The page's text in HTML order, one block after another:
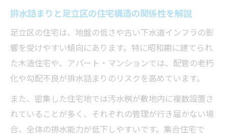
排水詰まりが原因の水漏れトラブルを防ぐ
方法
排水詰まりが原因の生活ストレスを軽減す
る工夫
排水詰まり発生時の慌てない初動対応の秘
訣
排水詰まりトラブルが再発しやすいケース
と注意点
排水詰まりと足立区の住宅構造の関係性を解説
足立区の住宅は、地盤の低さや古い下水道インフラの影
響を受けやすい傾向にあります。特に昭和期に建てられ
た木造住宅や、アパート・マンションでは、配管の老朽
化や勾配不良が排水詰まりのリスクを高めています。
また、密集した住宅地では汚水桝が敷地内に複数設置さ
れていることが多く、それぞれの管理が行き届かない場
合、全体の排水能力が低下しやすいです。集合住宅で